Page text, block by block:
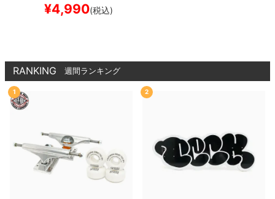
ZZLE（US企画）スケー
¥4,990(税込)
RANKING 週間ランキング
1 2